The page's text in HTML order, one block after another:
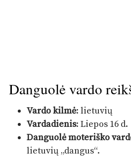
Danguolė vardo
Vardo kilmė: lietuvių
Vardadienis: Liepos 16 d.
Danguolė moteriško
lietuvių „dangus“.